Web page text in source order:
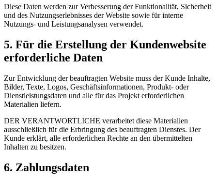
Diese Daten werden zur Verbesserung der Funktionalität, Sicherheit
und des Nutzungserlebnisses der Website sowie für interne
Nutzungs- und Leistungsanalysen verwendet.
5. Für die Erstellung der Kundenwebsite
erforderliche Daten
Zur Entwicklung der beauftragten Website muss der Kunde Inhalte,
Bilder, Texte, Logos, Geschäftsinformationen, Produkt- oder
Dienstleistungsdaten und alle für das Projekt erforderlichen
Materialien liefern.
DER VERANTWORTLICHE verarbeitet diese Materialien
ausschließlich für die Erbringung des beauftragten Dienstes. Der
Kunde erklärt, alle erforderlichen Rechte an den übermittelten
Inhalten zu besitzen.
6. Zahlungsdaten